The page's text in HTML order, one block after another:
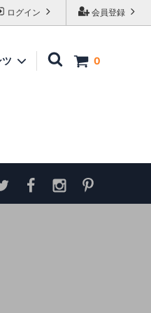
会員登録
ログイン
0
と取扱い方